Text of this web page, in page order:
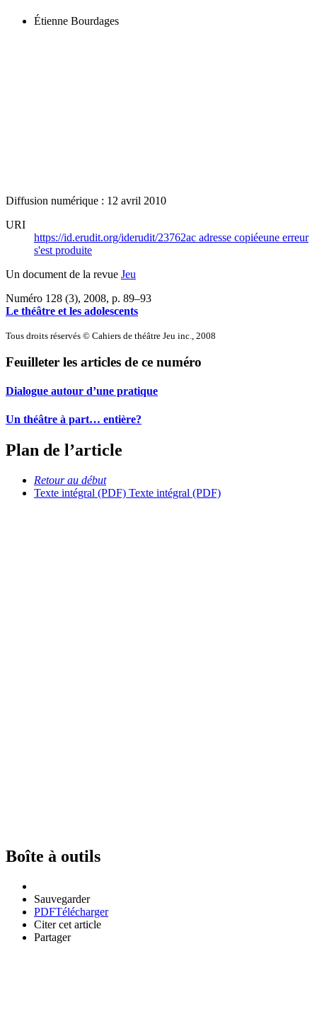
Étienne Bourdages
Diffusion numérique : 12 avril 2010
URI
https://id.erudit.org/iderudit/23762ac adresse copiéeune erreur
s'est produite
Un document de la revue Jeu
Numéro 128 (3), 2008, p. 89–93
Le théâtre et les adolescents
Tous droits réservés © Cahiers de théâtre Jeu inc., 2008
Feuilleter les articles de ce numéro
Dialogue autour d’une pratique
Un théâtre à part… entière?
Plan de l’article
Retour au début
Texte intégral (PDF) Texte intégral (PDF)
Boîte à outils
Sauvegarder
PDFTélécharger
Citer cet article
Partager